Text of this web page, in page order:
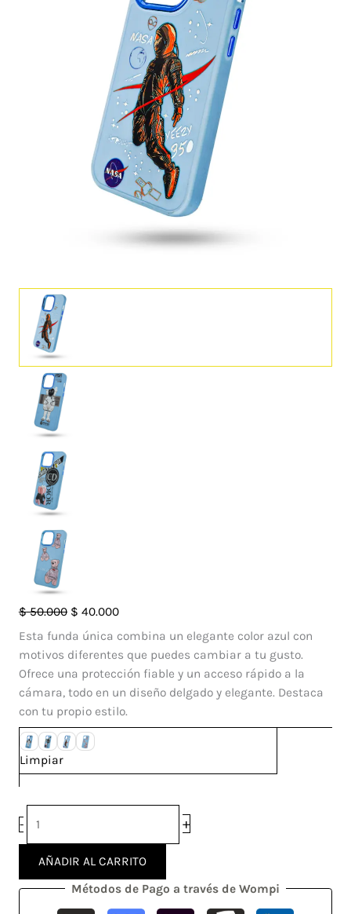
$50.000 El
precio
original
$ 50.000.
$ 40.000El
precio
es:
$ 40.000.
Esta funda única combina un elegante color azul con
motivos diferentes que puedes cambiar a tu gusto.
Ofrece una protección fiable y un acceso rápido a la
cámara, todo en un diseño delgado y elegante. Destaca
con tu propio estilo.
Limpiar
-
Case
Blue
Astro
Iphone
14
Plus
cantidad
+
AÑADIR AL CARRITO
Métodos de Pago a través de Wompi